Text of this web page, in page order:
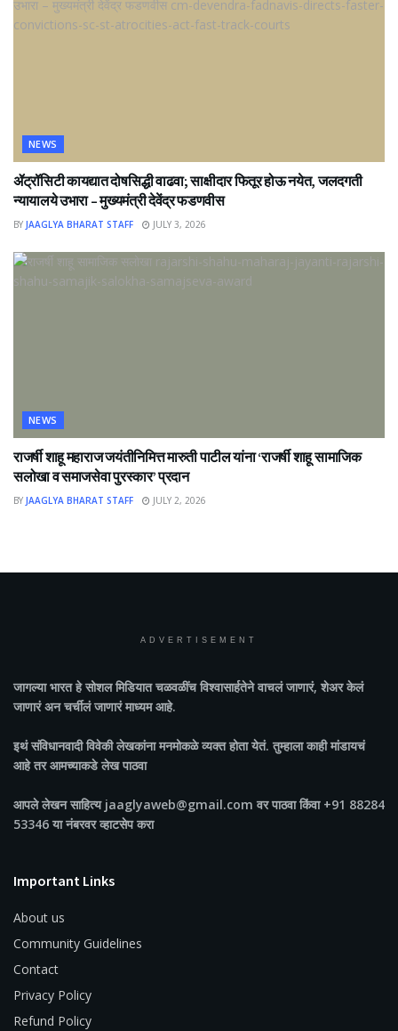
NEWS
ॲट्रॉसिटी कायद्यात दोषसिद्धी वाढवा; साक्षीदार फितूर होऊ नयेत, जलदगती
न्यायालये उभारा – मुख्यमंत्री देवेंद्र फडणवीस
BY JAAGLYA BHARAT STAFF JULY 3, 2026
NEWS
राजर्षी शाहू महाराज जयंतीनिमित्त मारुती पाटील यांना ‘राजर्षी शाहू सामाजिक
सलोखा व समाजसेवा पुरस्कार’ प्रदान
BY JAAGLYA BHARAT STAFF JULY 2, 2026
ADVERTISEMENT
जागल्या भारतहे सोशल मिडियात चळवळींच विश्वासार्हतेने वाचलं जाणारं, शेअर केलं
जाणारं अन चर्चीलं जाणारं माध्यम आहे.
इथं संविधानवादी विवेकी लेखकांना मनमोकळे व्यक्त होता येतं. तुम्हाला काही मांडायचं
आहे तर आमच्याकडे लेख पाठवा
आपले लेखन साहित्य jaaglyaweb@gmail.com वर पाठवा किंवा +91 88284
53346 या नंबरवर व्हाटसेप करा
Important Links
About us
Community Guidelines
Contact
Privacy Policy
Refund Policy